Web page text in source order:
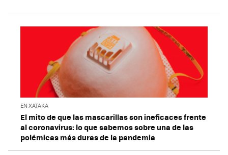
EN XATAKA
El mito de que las mascarillas son ineficaces frente
al coronavirus: lo que sabemos sobre una de las
polémicas más duras de la pandemia